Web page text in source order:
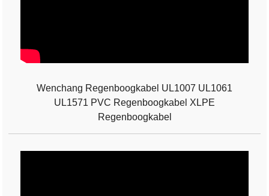
Wenchang Regenboogkabel UL1007 UL1061
UL1571 PVC Regenboogkabel XLPE
Regenboogkabel